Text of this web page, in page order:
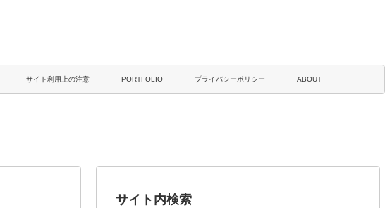
サイト利用上の注意 PORTFOLIO プライバシーポリシー ABOUT
サイト内検索